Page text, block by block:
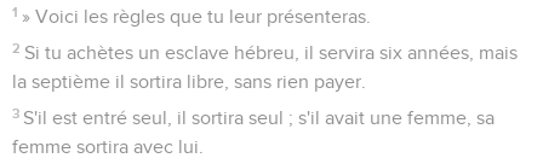
1 » Voici les règles que tu leur présenteras.
2 Si tu achètes un esclave hébreu, il servira six années, mais
la septième il sortira libre, sans rien payer.
3 S'il est entré seul, il sortira seul ; s'il avait une femme, sa
femme sortira avec lui.